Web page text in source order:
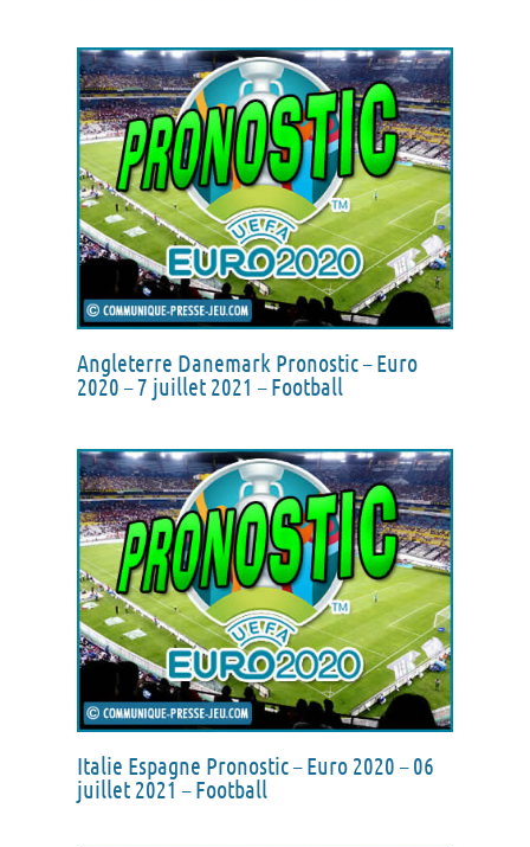
Angleterre Danemark Pronostic – Euro
2020 – 7 juillet 2021 – Football
Italie Espagne Pronostic – Euro 2020 – 06
juillet 2021 – Football